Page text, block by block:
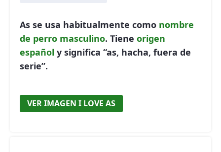
As se usa habitualmente como nombre
de perro masculino. Tiene origen
español y significa “as, hacha, fuera de
serie”.
VER IMAGEN I LOVE AS